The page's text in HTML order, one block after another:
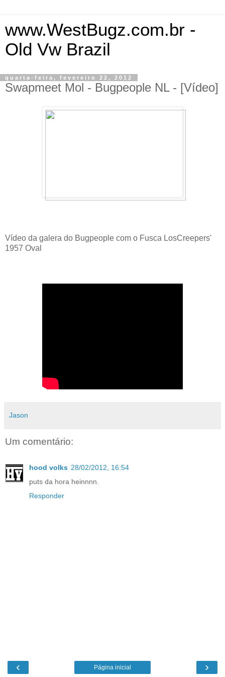
www.WestBugz.com.br -
Old Vw Brazil
quarta-feira, fevereiro 22, 2012
Swapmeet Mol - Bugpeople NL - [Vídeo]
Vídeo da galera do Bugpeople com o Fusca LosCreepers'
1957 Oval
Jason
Um comentário:
hood volks 28/02/2012, 16:54
puts da hora heinnnn.
Responder
‹ ›
Página inicial